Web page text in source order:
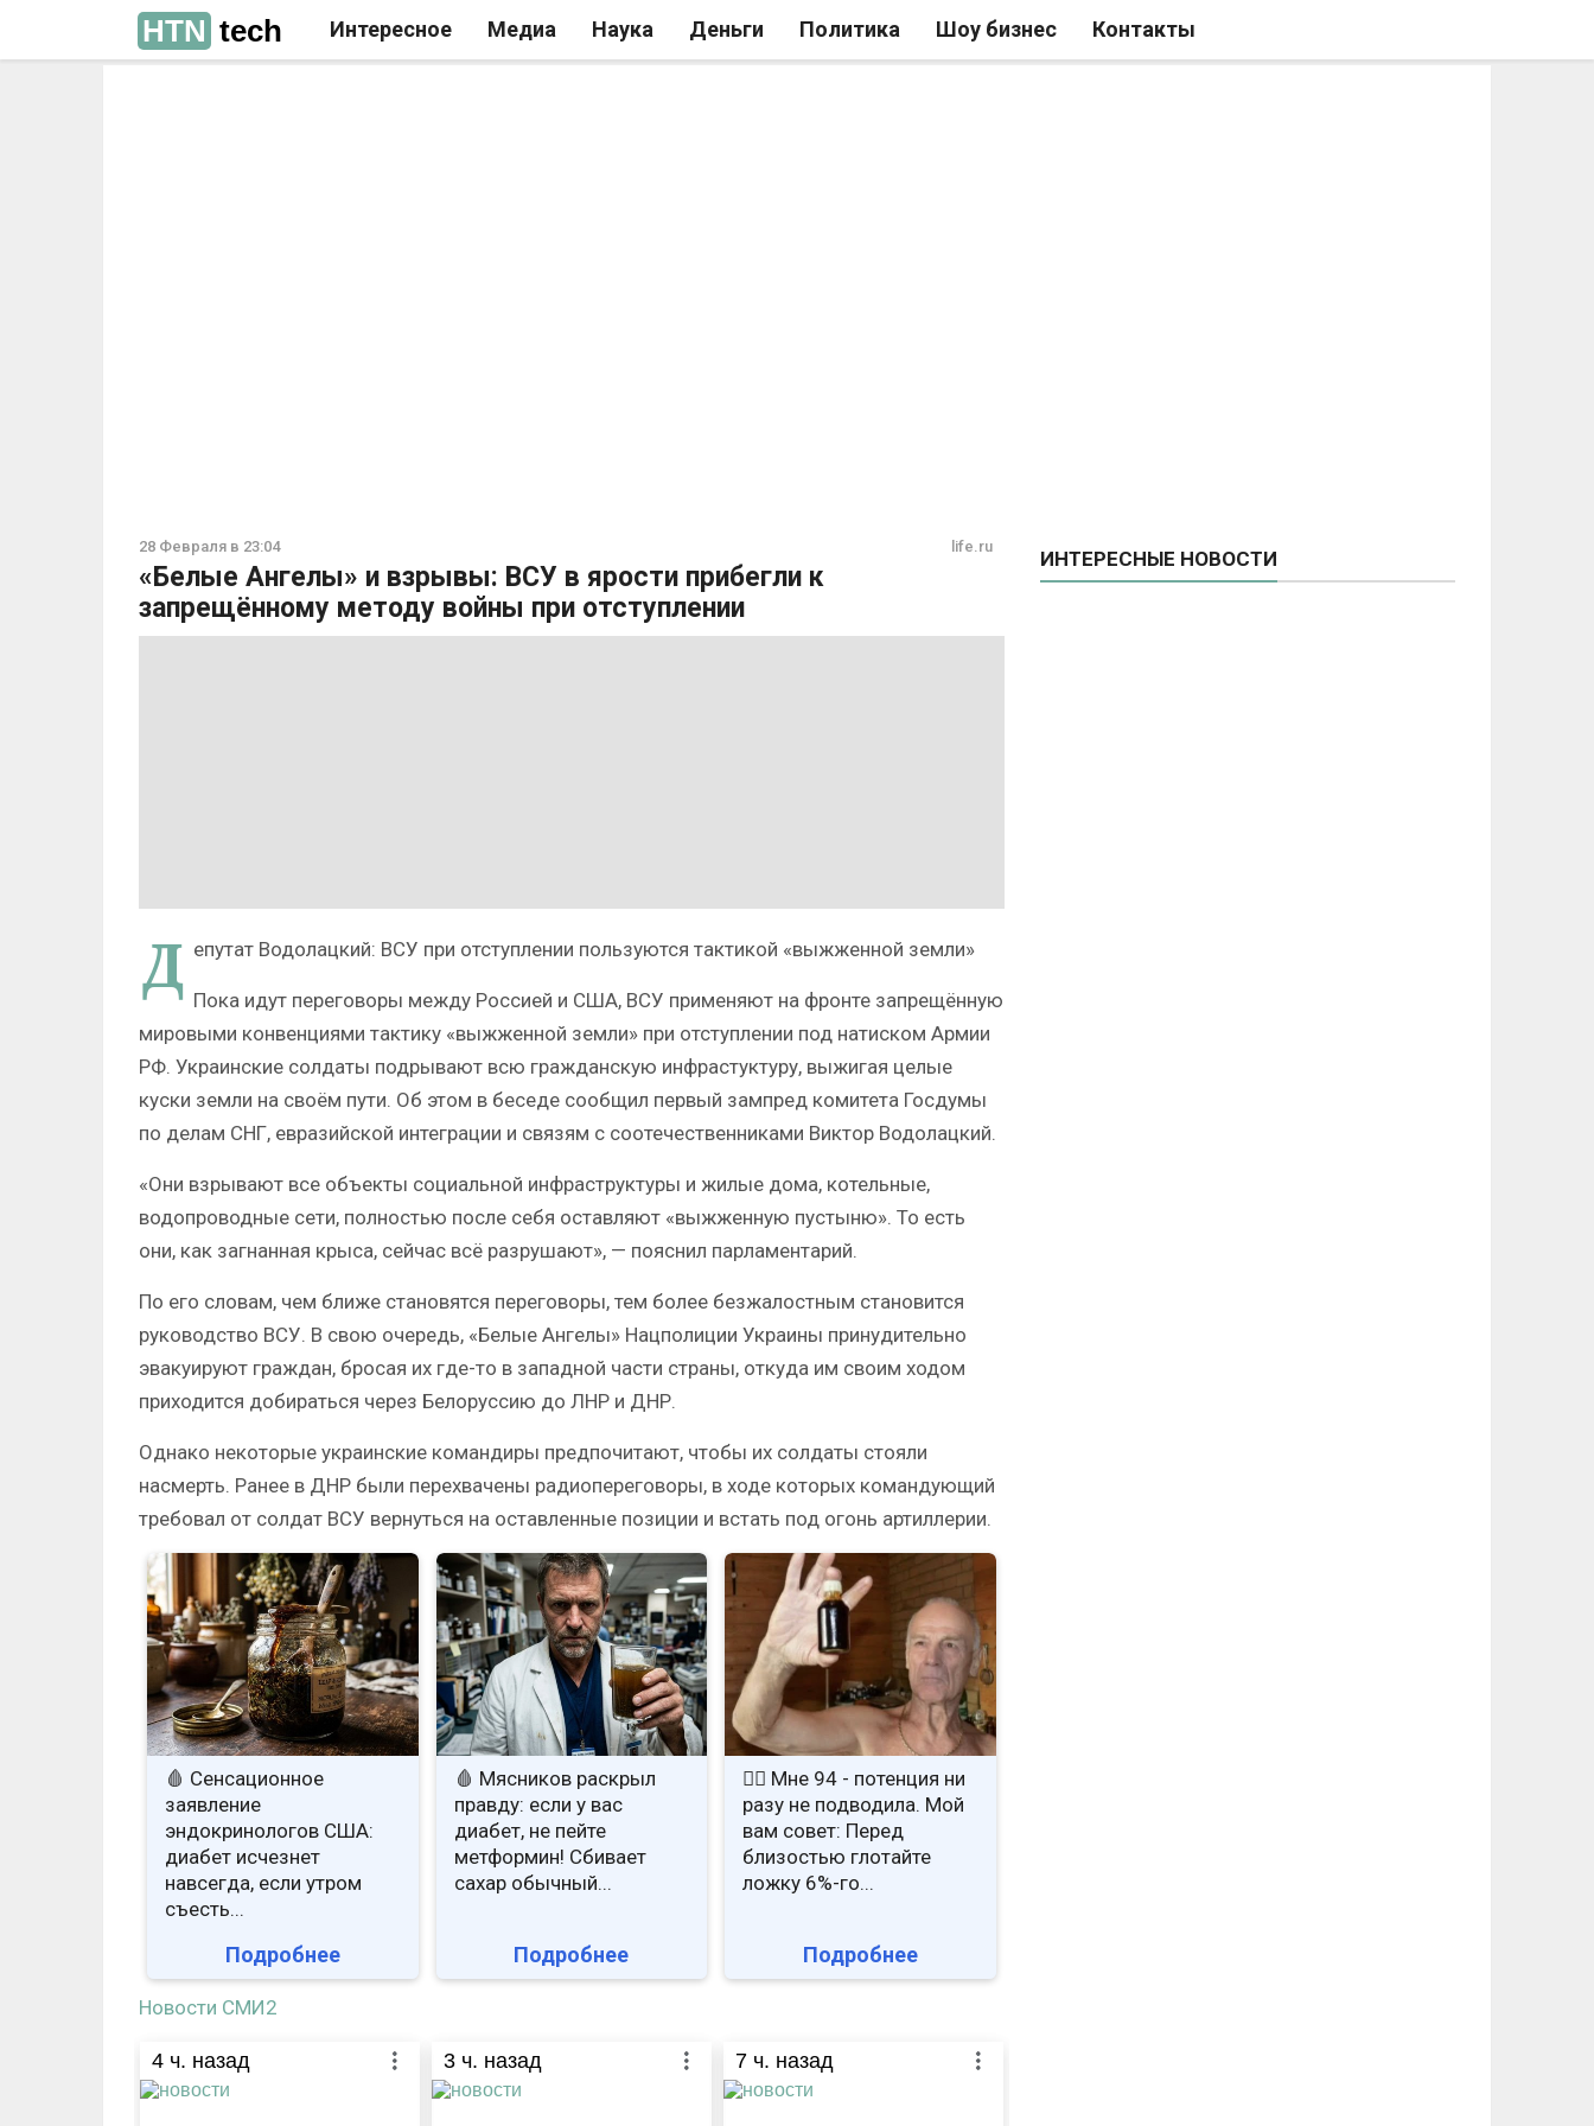
HTN tech Интересное Медиа Наука Деньги Политика Шоу бизнес Контакты
28 Февраля в 23:04 life.ru
«Белые Ангелы» и взрывы: ВСУ в ярости прибегли к
запрещённому методу войны при отступлении
Д епутат Водолацкий: ВСУ при отступлении пользуются тактикой «выжженной земли»
Пока идут переговоры между Россией и США, ВСУ применяют на фронте запрещённую
мировыми конвенциями тактику «выжженной земли» при отступлении под натиском Армии
РФ. Украинские солдаты подрывают всю гражданскую инфрастуктуру, выжигая целые
куски земли на своём пути. Об этом в беседе сообщил первый зампред комитета Госдумы
по делам СНГ, евразийской интеграции и связям с соотечественниками Виктор Водолацкий.
«Они взрывают все объекты социальной инфраструктуры и жилые дома, котельные,
водопроводные сети, полностью после себя оставляют «выжженную пустыню». То есть
они, как загнанная крыса, сейчас всё разрушают», — пояснил парламентарий.
По его словам, чем ближе становятся переговоры, тем более безжалостным становится
руководство ВСУ. В свою очередь, «Белые Ангелы» Нацполиции Украины принудительно
эвакуируют граждан, бросая их где-то в западной части страны, откуда им своим ходом
приходится добираться через Белоруссию до ЛНР и ДНР.
Однако некоторые украинские командиры предпочитают, чтобы их солдаты стояли
насмерть. Ранее в ДНР были перехвачены радиопереговоры, в ходе которых командующий
требовал от солдат ВСУ вернуться на оставленные позиции и встать под огонь артиллерии.
🩸 Сенсационное
заявление
эндокринологов США:
диабет исчезнет
навсегда, если утром
съесть...
Подробнее
🩸 Мясников раскрыл
правду: если у вас
диабет, не пейте
метформин! Сбивает
сахар обычный...
Подробнее
❤️‍🔥 Мне 94 - потенция ни
разу не подводила. Мой
вам совет: Перед
близостью глотайте
ложку 6%-го...
Подробнее
Новости СМИ2
4 ч. назад 3 ч. назад 7 ч. назад
ИНТЕРЕСНЫЕ НОВОСТИ